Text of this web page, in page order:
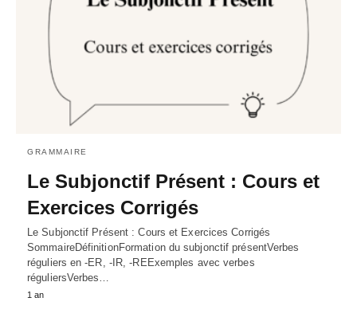
GRAMMAIRE
Le Subjonctif Présent : Cours et
Exercices Corrigés
Le Subjonctif Présent : Cours et Exercices Corrigés
SommaireDéfinitionFormation du subjonctif présentVerbes
réguliers en -ER, -IR, -REExemples avec verbes
réguliersVerbes…
1 an